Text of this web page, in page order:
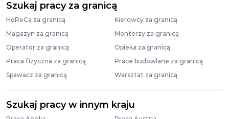
Szukaj pracy za granicą
HoReCa za granicą
Kierowcy za granicą
Magazyn za granicą
Monterzy za granicą
Operator za granicą
Opieka za granicą
Praca fizyczna za granicą
Prace budowlane za granicą
Spawacz za granicą
Warsztat za granicą
Szukaj pracy w innym kraju